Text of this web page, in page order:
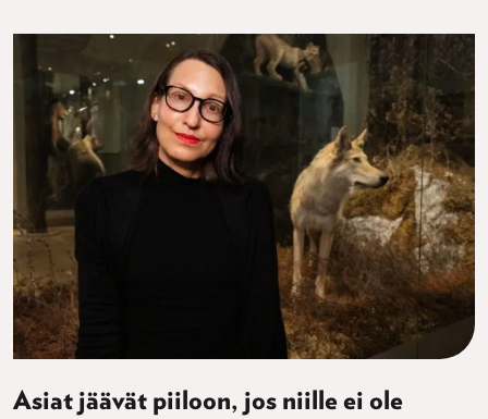
Asiat jäävät piiloon, jos niille ei ole